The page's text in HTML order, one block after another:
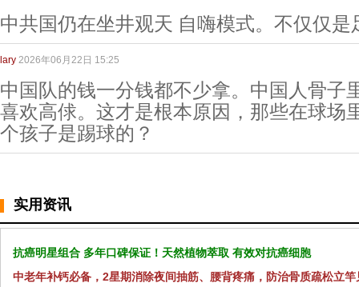
中共国仍在坐井观天 自嗨模式。不仅仅是
lary 2026年06月22日 15:25
中国队的钱一分钱都不少拿。中国人骨子
喜欢高俅。这才是根本原因，那些在球场
个孩子是踢球的？
实用资讯
抗癌明星组合 多年口碑保证！天然植物萃取 有效对抗癌细胞
中老年补钙必备，2星期消除夜间抽筋、腰背疼痛，防治骨质疏松立竿